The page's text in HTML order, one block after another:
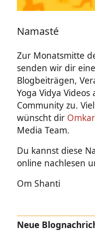
Namasté
Zur Monatsmitte
senden wir dir
Blogbeiträgen,
Yoga Vidya
Community zu.
wünscht dir
Media Team.
Du kannst diese
online nachlesen
Om Shanti
Neue